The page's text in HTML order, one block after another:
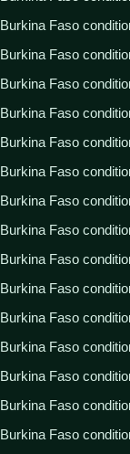
Burkina Faso
Burkina Faso
Burkina Faso
Burkina Faso
Burkina Faso
Burkina Faso
Burkina Faso
Burkina Faso
Burkina Faso
Burkina Faso
Burkina Faso
Burkina Faso
Burkina Faso
Burkina Faso
Burkina Faso